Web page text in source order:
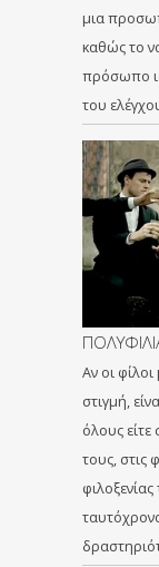
μια
καθώς το
πρόσωπο
του
Αν οι
στιγμή,
όλους
τους, στις